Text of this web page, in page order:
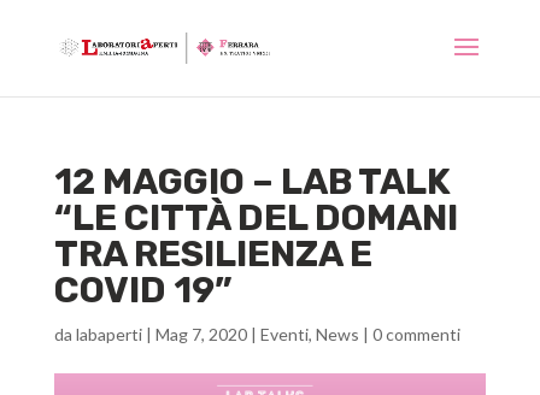
12 MAGGIO – LAB TALK
“LE CITTÀ DEL DOMANI
TRA RESILIENZA E
COVID 19”
da labaperti| Mag 7, 2020| Eventi, News | 0 commenti